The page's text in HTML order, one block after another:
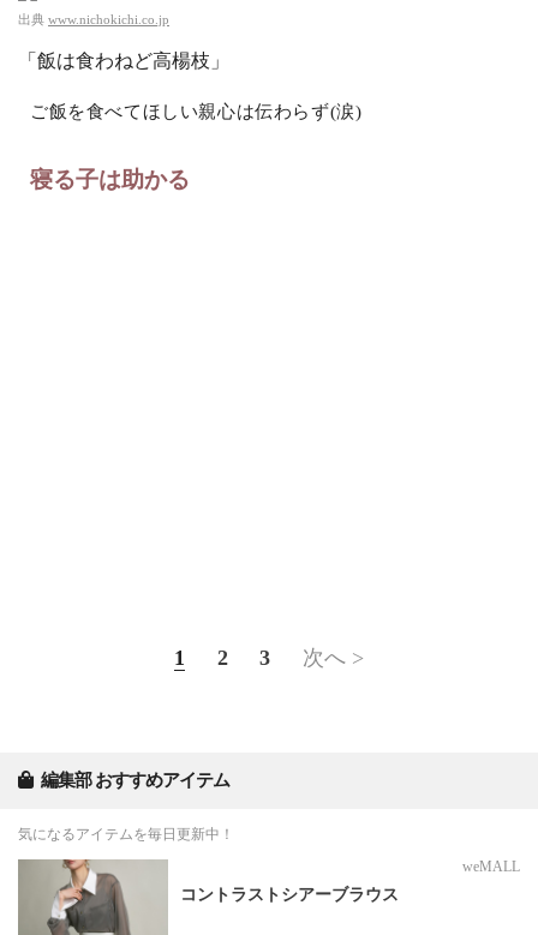
出典 www.nichokichi.co.jp
「飯は食わねど高楊枝」
ご飯を食べてほしい親心は伝わらず(涙)
寝る子は助かる
1 2 3 次へ >
編集部 おすすめアイテム
気になるアイテムを毎日更新中！
weMALL
コントラストシアーブラウス